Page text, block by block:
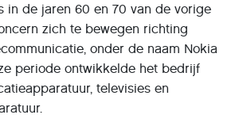
in de jaren 60 en 70 van de vorige
zich te bewegen richting
onder de naam Nokia
periode ontwikkelde het bedrijf
televisies en